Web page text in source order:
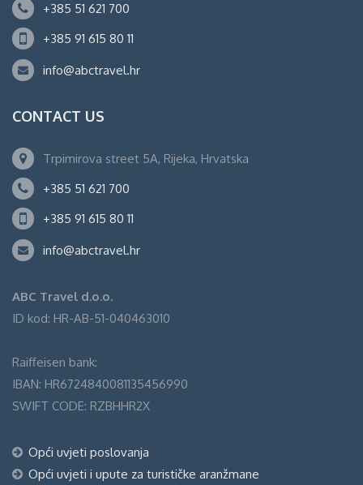
+385 51 621 700
+385 91 615 80 11
info@abctravel.hr
CONTACT US
Trpimirova street 5A, Rijeka, Hrvatska
+385 51 621 700
+385 91 615 80 11
info@abctravel.hr
ABC Travel d.o.o.
ID kod: HR-AB-51-040463010
Raiffeisen bank:
IBAN: HR6724840081135456990
SWIFT CODE: RZBHHR2X
Opći uvjeti poslovanja
Opći uvjeti i upute za turističke aranžmane